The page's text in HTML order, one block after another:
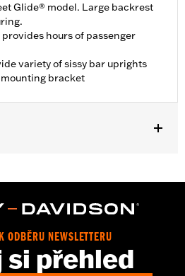
Glide® model. Large backrest
hours of passenger
variety of sissy bar uprights
bracket
H-D® Detachables™ Sissy Bar
and Quick Release Sissy
Also fits '18-later Softail®
width 12.0". Does not fit '21-later
ODBĚRU NEWSLETTERU
si přehled